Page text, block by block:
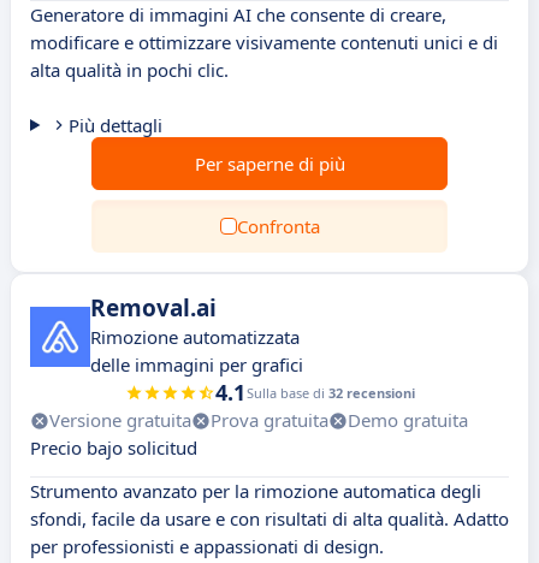
Generatore di immagini AI che consente di creare,
modificare e ottimizzare visivamente contenuti unici e di
alta qualità in pochi clic.
Più dettagli
Per saperne di più
Confronta
Removal.ai
Rimozione automatizzata
delle immagini per grafici
4.1 Sulla base di 32 recensioni
Versione gratuita Prova gratuita
Demo gratuita
Precio bajo solicitud
Strumento avanzato per la rimozione automatica degli
sfondi, facile da usare e con risultati di alta qualità. Adatto
per professionisti e appassionati di design.